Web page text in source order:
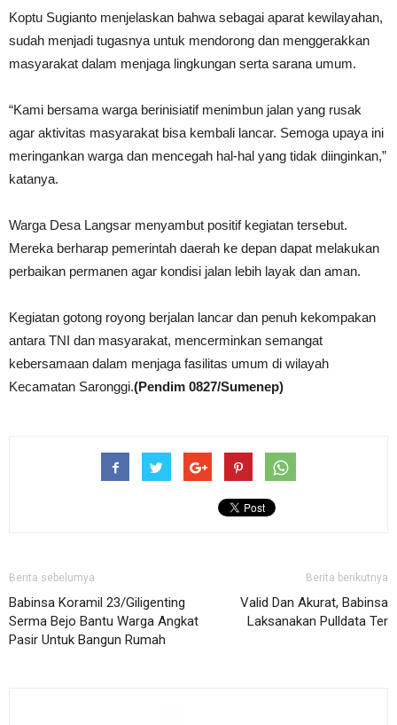
Koptu Sugianto menjelaskan bahwa sebagai aparat kewilayahan,
sudah menjadi tugasnya untuk mendorong dan menggerakkan
masyarakat dalam menjaga lingkungan serta sarana umum.
“Kami bersama warga berinisiatif menimbun jalan yang rusak
agar aktivitas masyarakat bisa kembali lancar. Semoga upaya ini
meringankan warga dan mencegah hal-hal yang tidak diinginkan,”
katanya.
Warga Desa Langsar menyambut positif kegiatan tersebut.
Mereka berharap pemerintah daerah ke depan dapat melakukan
perbaikan permanen agar kondisi jalan lebih layak dan aman.
Kegiatan gotong royong berjalan lancar dan penuh kekompakan
antara TNI dan masyarakat, mencerminkan semangat
kebersamaan dalam menjaga fasilitas umum di wilayah
Kecamatan Saronggi.(Pendim 0827/Sumenep)
Berita sebelumya
Babinsa Koramil 23/Giligenting
Serma Bejo Bantu Warga Angkat
Pasir Untuk Bangun Rumah
Berita berikutnya
Valid Dan Akurat, Babinsa
Laksanakan Pulldata Ter